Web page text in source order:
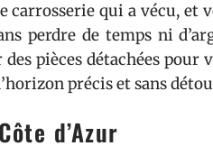
carrosserie qui a vécu, et
perdre de temps ni
des pièces détachées
précis et sans
d’Azur